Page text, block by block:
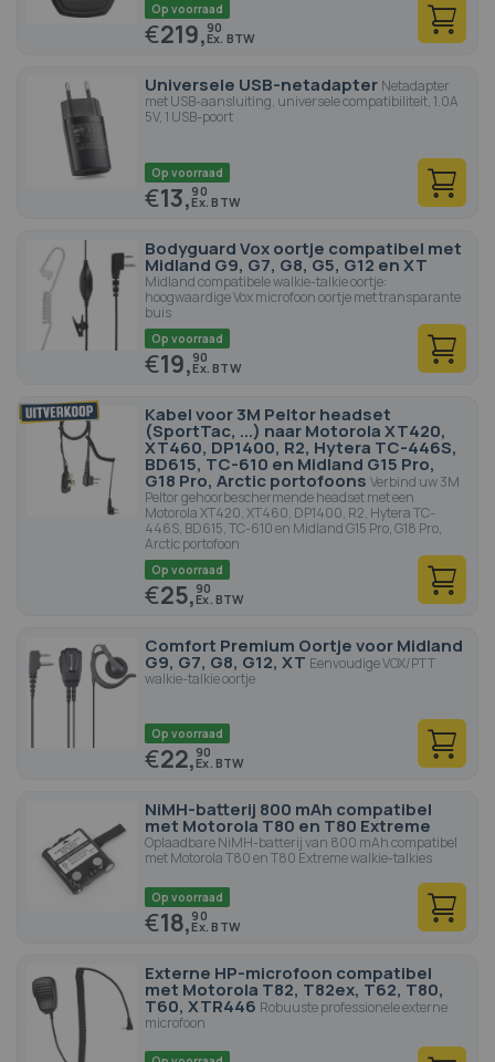
Op voorraad
€219,90
Universele USB-netadapter Netadapter
met USB-aansluiting, universele compatibiliteit, 1.0A
5V, 1 USB-poort
Op voorraad
€13,90
Bodyguard Vox oortje compatibel met
Midland G9, G7, G8, G5, G12 en XT
Midland compatibele walkie-talkie oortje:
hoogwaardige Vox microfoon oortje met transparante
buis
Op voorraad
€19,90
Kabel voor 3M Peltor headset
(SportTac, ...) naar Motorola XT420,
XT460, DP1400, R2, Hytera TC-446S,
BD615, TC-610 en Midland G15 Pro,
G18 Pro, Arctic portofoons Verbind uw 3M
Peltor gehoorbeschermende headset met een
Motorola XT420, XT460, DP1400, R2, Hytera TC-
446S, BD615, TC-610 en Midland G15 Pro, G18 Pro,
Arctic portofoon
Op voorraad
€25,90
Comfort Premium Oortje voor Midland
G9, G7, G8, G12, XT Eenvoudige VOX/PTT
walkie-talkie oortje
Op voorraad
€22,90
NiMH-batterij 800 mAh compatibel
met Motorola T80 en T80 Extreme
Oplaadbare NiMH-batterij van 800 mAh compatibel
met Motorola T80 en T80 Extreme walkie-talkies
Op voorraad
€18,90
Externe HP-microfoon compatibel
met Motorola T82, T82ex, T62, T80,
T60, XTR446 Robuuste professionele externe
microfoon